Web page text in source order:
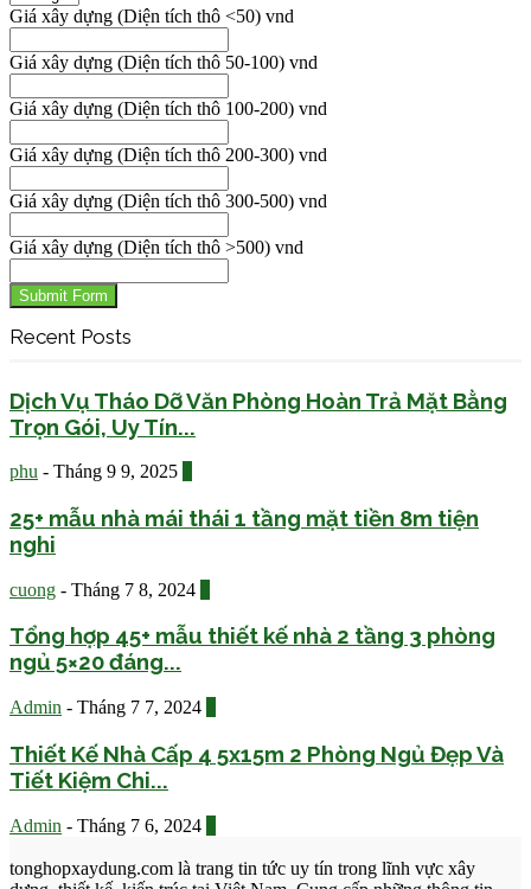
Giá xây dựng (Diện tích thô <50) vnd
Giá xây dựng (Diện tích thô 50-100) vnd
Giá xây dựng (Diện tích thô 100-200) vnd
Giá xây dựng (Diện tích thô 200-300) vnd
Giá xây dựng (Diện tích thô 300-500) vnd
Giá xây dựng (Diện tích thô >500) vnd
Submit Form
Recent Posts
Dịch Vụ Tháo Dỡ Văn Phòng Hoàn Trả Mặt Bằng
Trọn Gói, Uy Tín...
phu - Tháng 9 9, 2025
25+ mẫu nhà mái thái 1 tầng mặt tiền 8m tiện
nghi
cuong - Tháng 7 8, 2024
Tổng hợp 45+ mẫu thiết kế nhà 2 tầng 3 phòng
ngủ 5×20 đáng...
Admin - Tháng 7 7, 2024
Thiết Kế Nhà Cấp 4 5x15m 2 Phòng Ngủ Đẹp Và
Tiết Kiệm Chi...
Admin - Tháng 7 6, 2024
tonghopxaydung.com là trang tin tức uy tín trong lĩnh vực xây